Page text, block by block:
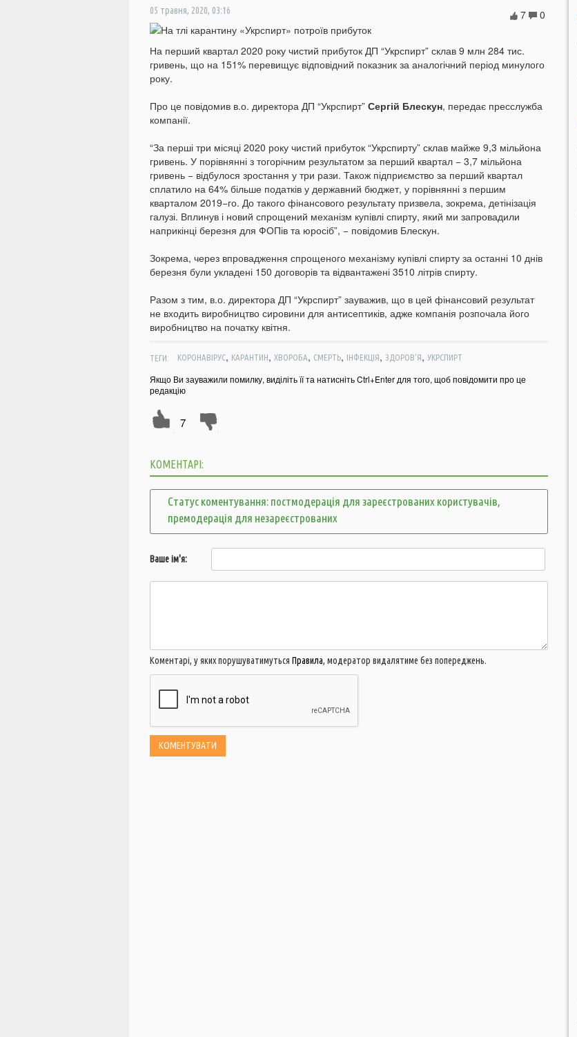
05 травня, 2020, 03:16 0
7
На перший квартал 2020 року чистий прибуток ДП “Укрспирт” склав 9 млн 284 тис.
гривень, що на 151% перевищує відповідний показник за аналогічний період минулого
року.
Про це повідомив в.о. директора ДП “Укрспирт” Сергій Блескун, передає пресслужба
компанії.
“За перші три місяці 2020 року чистий прибуток “Укрспирту” склав майже 9,3 мільйона
гривень. У порівнянні з тогорічним результатом за перший квартал − 3,7 мільйона
гривень − відбулося зростання у три рази. Також підприємство за перший квартал
сплатило на 64% більше податків у державний бюджет, у порівнянні з першим
кварталом 2019−го. До такого фінансового результату призвела, зокрема, детінізація
галузі. Вплинув і новий спрощений механізм купівлі спирту, який ми запровадили
наприкінці березня для ФОПів та юросіб”, − повідомив Блескун.
Зокрема, через впровадження спрощеного механізму купівлі спирту за останні 10 днів
березня були укладені 150 договорів та відвантажені 3510 літрів спирту.
Разом з тим, в.о. директора ДП “Укрспирт” зауважив, що в цей фінансовий результат
не входить виробництво сировини для антисептиків, адже компанія розпочала його
виробництво на початку квітня.
ТЕГИ: КОРОНАВІРУС, КАРАНТИН, ХВОРОБА, СМЕРТЬ, ІНФЕКЦІЯ, ЗДОРОВ'Я, УКРСПИРТ
Якщо Ви зауважили помилку, виділіть її та натисніть Ctrl+Enter для того, щоб повідомити про це
редакцію
7
КОМЕНТАРІ:
Статус коментування: постмодерація для зареєстрованих користувачів,
премодерація для незареєстрованих
Ваше ім'я:
Коментарі, у яких порушуватимуться Правила, модератор видалятиме без попереджень.